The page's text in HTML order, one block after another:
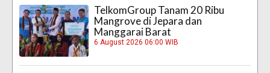
TelkomGroup Tanam 20 Ribu
Mangrove di Jepara dan
Manggarai Barat
6 August 2026 06:00 WIB